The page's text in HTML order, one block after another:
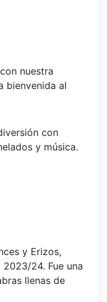
nuestra
bienvenida al
con
y música.
y Erizos,
24. Fue una
llenas de